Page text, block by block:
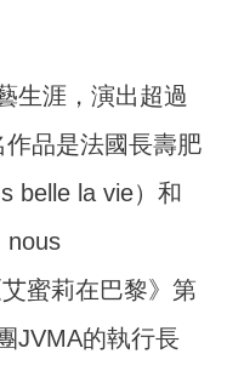
生涯，演出超過
品是法國長壽肥
belle la vie）和
nous
蜜莉在巴黎》第
JVMA的執行長